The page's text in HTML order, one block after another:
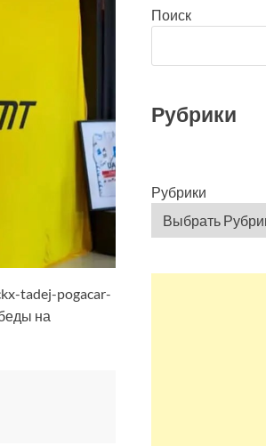
tadej-pogacar-
на
Поиск
Рубрики
Рубрики